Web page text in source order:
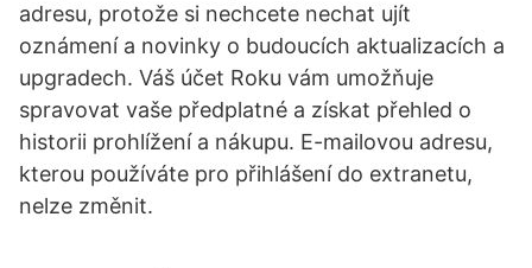
adresu, protože si nechcete nechat ujít
oznámení a novinky o budoucích aktualizacích a
upgradech. Váš účet Roku vám umožňuje
spravovat vaše předplatné a získat přehled o
historii prohlížení a nákupu. E-mailovou adresu,
kterou používáte pro přihlášení do extranetu,
nelze změnit.